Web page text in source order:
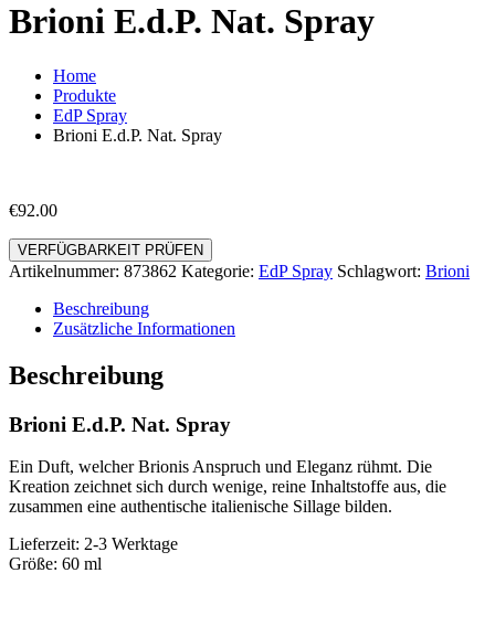
Brioni E.d.P. Nat. Spray
Home
Produkte
EdP Spray
Brioni E.d.P. Nat. Spray
€92.00
VERFÜGBARKEIT PRÜFEN
Artikelnummer: 873862 Kategorie: EdP Spray Schlagwort: Brioni
Beschreibung
Zusätzliche Informationen
Beschreibung
Brioni E.d.P. Nat. Spray
Ein Duft, welcher Brionis Anspruch und Eleganz rühmt. Die
Kreation zeichnet sich durch wenige, reine Inhaltstoffe aus, die
zusammen eine authentische italienische Sillage bilden.
Lieferzeit: 2-3 Werktage
Größe: 60 ml